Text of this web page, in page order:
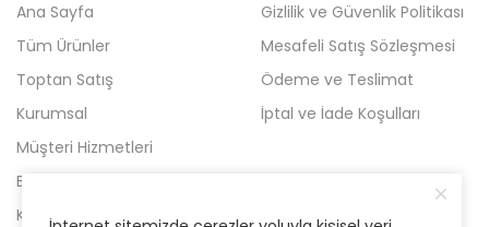
Ana Sayfa
Tüm Ürünler
Toptan Satış
Kurumsal
Müşteri Hizmetleri
Blog
Kampanyalı Ürünler
Gizlilik ve Güvenlik Politikası
Mesafeli Satış Sözleşmesi
Ödeme ve Teslimat
İptal ve İade Koşulları